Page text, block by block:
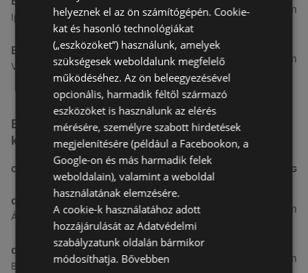
Ipar Körút 30, 9400 Sopron
7,03 km
Benu Gyógyszertárak
Vasút Sor 1, 9432 Fertőd
26,99 km
Egyéb Kozmetikumok és Drogéria üzletek a
közelben
CÍM TÁVOLSÁG
dm
Ágfalvi út 4, 9400, 9400 Sopron
3,26 km
dm
Besenyő u. 23, 9400 Sopron
3,28 km
helyeznek el az ön számítógépén. Cookie-
kat és hasonló technológiákat
(„eszközöket”) használunk, amelyek
szükségesek weboldalunk megfelelő
működéséhez. Az ön beleegyezésével
opcionális, harmadik féltől származó
eszközöket is használunk az elérés
mérésére, személyre szabott hirdetések
megjelenítésére (például a Facebookon, a
Google-on és más harmadik felek
weboldalain), valamint a weboldal
használatának elemzésére.
A cookie-k használatához adott
hozzájárulását az Adatvédelmi
szabályzatunk oldalán bármikor
módosíthatja. Bővebben